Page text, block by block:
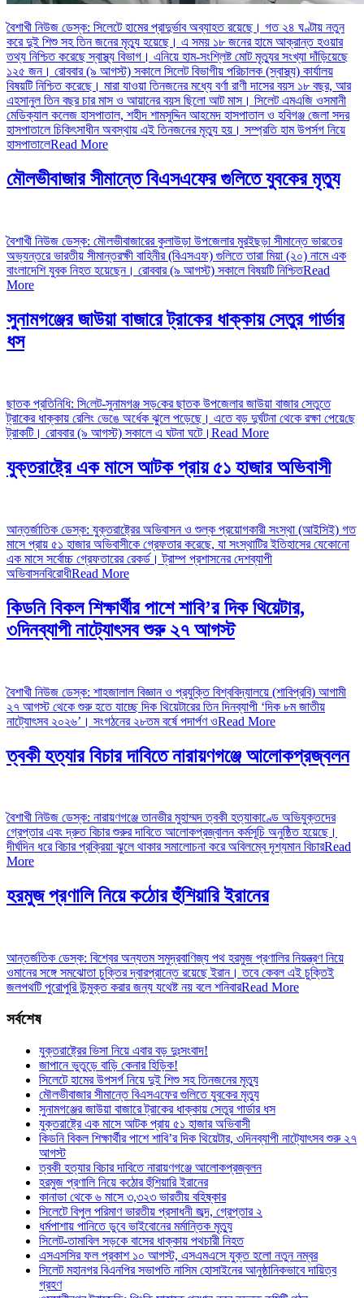
বৈশাখী নিউজ ডেস্ক: সিলেটে হামের প্রাদুর্ভাব অব্যাহত রয়েছে। গত ২৪ ঘণ্টায় নতুন
করে দুই শিশু সহ তিন জনের মৃত্যু হয়েছে। এ সময় ১৮ জনের হামে আক্রান্ত হওয়ার
তথ্য নিশ্চিত করেছে স্বাস্থ্য বিভাগ। এনিয়ে হাম-সংশ্লিষ্ট মোট মৃত্যুর সংখ্যা দাঁড়িয়েছে
১২৫ জন। রোববার (৯ আগস্ট) সকালে সিলেট বিভাগীয় পরিচালক (স্বাস্থ্য) কার্যালয়
বিষয়টি নিশ্চিত করেছে। মারা যাওয়া তিনজনের মধ্যে বর্ণা রাণী দাসের বয়স ১৮ বছর, আর
এহসানুল তিন বছর চার মাস ও আয়ানের বয়স ছিলো আট মাস। সিলেট এমএজি ওসমানী
মেডিক্যাল কলেজ হাসপাতাল, শহীদ শামসুদ্দিন আহমেদ হাসপাতাল ও হবিগঞ্জ জেলা সদর
হাসপাতালে চিকিৎসাধীন অবস্থায় এই তিনজনের মৃত্যু হয়। সম্প্রতি হাম উপর্সগ নিয়ে
হাসপাতালেRead More
মৌলভীবাজার সীমান্তে বিএসএফের গুলিতে যুবকের ‍মৃত্যু
বৈশাখী নিউজ ডেস্ক: মৌলভীবাজারের কুলাউড়া উপজেলার মুরইছড়া সীমান্তে ভারতের
অভ্যন্তরে ভারতীয় সীমান্তরক্ষী বাহিনীর (বিএসএফ) গুলিতে তারা মিয়া (২০) নামে এক
বাংলাদেশি যুবক নিহত হয়েছেন। রোববার (৯ আগস্ট) সকালে বিষয়টি নিশ্চিতRead
More
সুনামগঞ্জের জাউয়া বাজারে ট্রাকের ধাক্কায় সেতুর গার্ডার
ধস
ছাতক প্রতিনিধি: সি‌লেট-সুনামগঞ্জ সড়‌কের ছাতক উপজেলার জাউয়া বাজার সেতুতে
ট্রাকের ধাক্কায় রেলিং ভেঙে অর্ধেক ঝুলে পড়েছে। এতে বড় দুর্ঘটনা থেকে রক্ষা পেয়ে‌ছে
ট্রাকটি। রোববার (৯ আগস্ট) সকালে এ ঘটনা ঘটে। Read More
যুক্তরাষ্ট্রে এক মাসে আটক প্রায় ৫১ হাজার অভিবাসী
আন্তর্জাতিক ডেস্ক: যুক্তরাষ্ট্রের অভিবাসন ও শুল্ক প্রয়োগকারী সংস্থা (আইসিই) গত
মাসে প্রায় ৫১ হাজার অভিবাসীকে গ্রেফতার করেছে, যা সংস্থাটির ইতিহাসের যেকোনো
এক মাসে সর্বোচ্চ গ্রেফতারের রেকর্ড। ট্রাম্প প্রশাসনের দেশব্যাপী
অভিবাসনবিরোধীRead More
কিডনি বিকল শিক্ষার্থীর পাশে শাবি’র দিক থিয়েটার,
৩দিনব্যাপী নাট্যোৎসব শুরু ২৭ আগস্ট
বৈশাখী নিউজ ডেস্ক: শাহজালাল বিজ্ঞান ও প্রযুক্তি বিশ্ববিদ্যালয়ে (শাবিপ্রবি) আগামী
২৭ আগস্ট থেকে শুরু হতে যাচ্ছে দিক থিয়েটারের তিন দিনব্যাপী ‘দিক ৮ম জাতীয়
নাট্যোৎসব ২০২৬’। সংগঠনের ২৮তম বর্ষে পদার্পণ ওRead More
ত্বকী হত্যার বিচার দাবিতে নারায়ণগঞ্জে আলোকপ্রজ্বলন
বৈশাখী নিউজ ডেস্ক: নারায়ণগঞ্জে তানভীর মুহাম্মদ ত্বকী হত্যাকাণ্ডে অভিযুক্তদের
গ্রেপ্তার এবং দ্রুত বিচার শুরুর দাবিতে আলোকপ্রজ্বালন কর্মসূচি অনুষ্ঠিত হয়েছে।
দীর্ঘদিন ধরে বিচার প্রক্রিয়া ঝুলে থাকার সমালোচনা করে অবিলম্বে দৃশ্যমান বিচারRead
More
হরমুজ প্রণালি নিয়ে কঠোর হুঁশিয়ারি ইরানের
আন্তর্জতিক ডেস্ক: বিশ্বের অন্যতম সমুদ্রবাণিজ্য পথ হরমুজ প্রণালির নিয়ন্ত্রণ নিয়ে
ওমানের সঙ্গে সমঝোতা চুক্তির দ্বারপ্রান্তে রয়েছে ইরান। তবে কেবল এই চুক্তিই
জলপথটি পুরোপুরি উন্মুক্ত করার জন্য যথেষ্ট নয় বলে শনিবারRead More
সর্বশেষ
যুক্তরাষ্ট্রের ভিসা নিয়ে এবার বড় দুঃসংবাদ!
জাপানে ভুতুড়ে বাড়ি কেনার হিড়িক!
সিলেটে হামের উপসর্গ নিয়ে দুই শিশু সহ তিনজনের মৃত্যু
মৌলভীবাজার সীমান্তে বিএসএফের গুলিতে যুবকের ‍মৃত্যু
সুনামগঞ্জের জাউয়া বাজারে ট্রাকের ধাক্কায় সেতুর গার্ডার ধস
যুক্তরাষ্ট্রে এক মাসে আটক প্রায় ৫১ হাজার অভিবাসী
কিডনি বিকল শিক্ষার্থীর পাশে শাবি’র দিক থিয়েটার, ৩দিনব্যাপী নাট্যোৎসব শুরু ২৭
আগস্ট
ত্বকী হত্যার বিচার দাবিতে নারায়ণগঞ্জে আলোকপ্রজ্বলন
হরমুজ প্রণালি নিয়ে কঠোর হুঁশিয়ারি ইরানের
কানাডা থেকে ৬ মাসে ৩,৩২৩ ভারতীয় বহিষ্কার
সিলেটে বিপুল পরিমাণ ভারতীয় প্রসাধনী জব্দ, গ্রেপ্তার ২
ধর্মপাশায় পানিতে ডুবে ভাইবোনের মর্মান্তিক মৃত্যু
সিলেট-তামাবিল সড়কে বাসের ধাক্কায় পথচারী নিহত
এসএসসির ফল প্রকাশ ১০ আগস্ট, এসএমএসে যুক্ত হলো নতুন নম্বর
সিলেট মহানগর বিএনপির সভাপতি নাসিম হোসাইনের আনুষ্ঠানিকভাবে দায়িত্ব
গ্রহণ